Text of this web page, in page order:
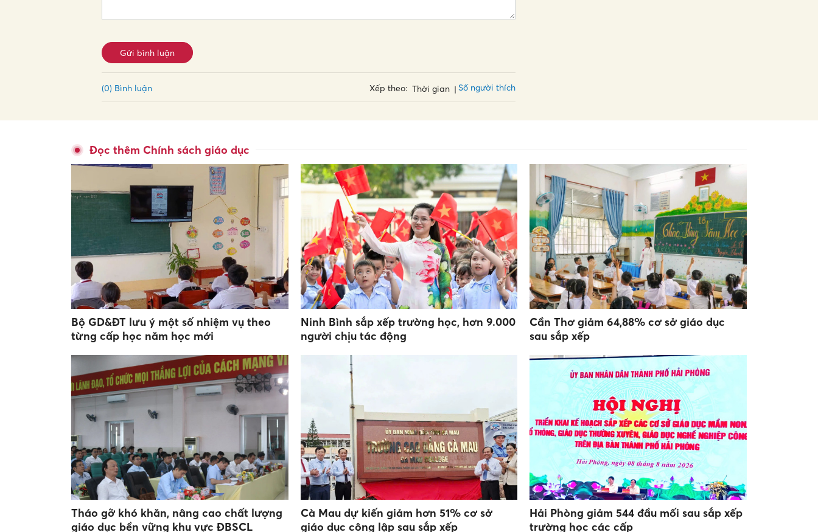
Gửi bình luận
(0) Bình luận Xếp theo: Thời gian Số người thích
Đọc thêm Chính sách giáo dục
Bộ GD&ĐT lưu ý một số nhiệm vụ theo
từng cấp học năm học mới
Ninh Bình sắp xếp trường học, hơn 9.000
người chịu tác động
Cần Thơ giảm 64,88% cơ sở giáo dục
sau sắp xếp
Tháo gỡ khó khăn, nâng cao chất lượng
giáo dục bền vững khu vực ĐBSCL
Cà Mau dự kiến giảm hơn 51% cơ sở
giáo dục công lập sau sắp xếp
Hải Phòng giảm 544 đầu mối sau sắp xếp
trường học các cấp